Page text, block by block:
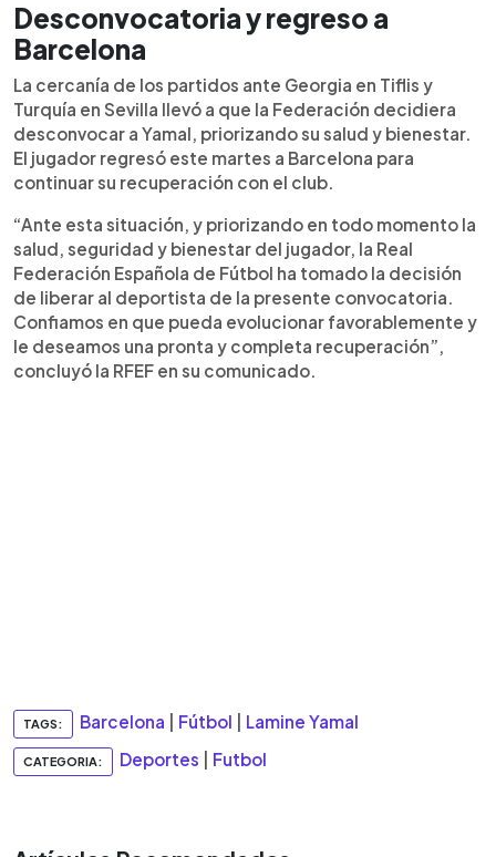
Desconvocatoria y regreso a
Barcelona
La cercanía de los partidos ante Georgia en Tiflis y
Turquía en Sevilla llevó a que la Federación decidiera
desconvocar a Yamal, priorizando su salud y bienestar.
El jugador regresó este martes a Barcelona para
continuar su recuperación con el club.
“Ante esta situación, y priorizando en todo momento la
salud, seguridad y bienestar del jugador, la Real
Federación Española de Fútbol ha tomado la decisión
de liberar al deportista de la presente convocatoria.
Confiamos en que pueda evolucionar favorablemente y
le deseamos una pronta y completa recuperación”,
concluyó la RFEF en su comunicado.
TAGS: Barcelona Fútbol Lamine Yamal
CATEGORIA: Deportes Futbol